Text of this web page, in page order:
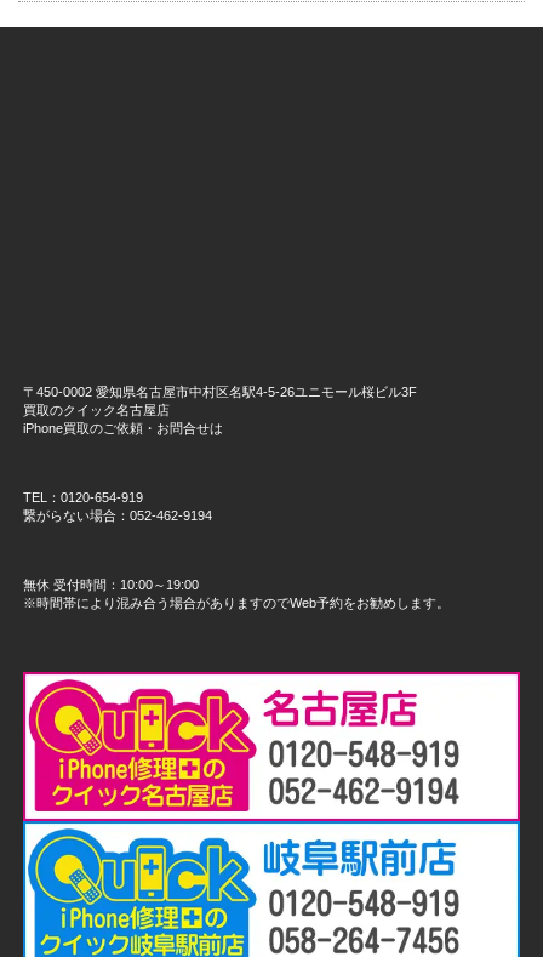
〒450-0002 愛知県名古屋市中村区名駅4-5-26ユニモール桜ビル3F
買取のクイック名古屋店
iPhone買取のご依頼・お問合せは
TEL：0120-654-919
繋がらない場合：052-462-9194
無休 受付時間：10:00～19:00
※時間帯により混み合う場合がありますのでWeb予約をお勧めします。